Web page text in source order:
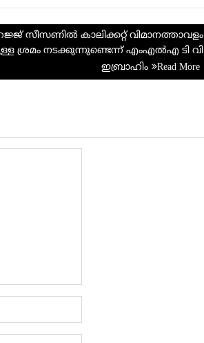
സീസണില്‍ കാലിക്കറ്റ് വിമാനത്താവളം
ശ്രമം നടക്കുന്നുണ്ടെന്ന് എംഎൽഎ ടി വി
ഇബ്രാഹിം